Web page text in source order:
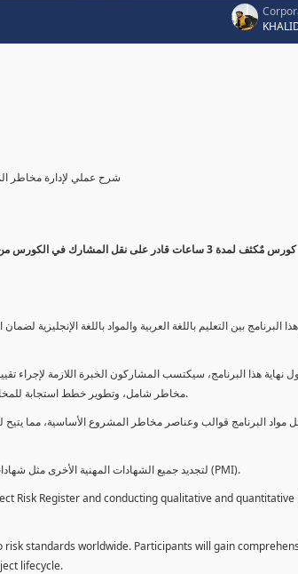
شرح عملي لإدارة مخاطر
كورس مٌكثف لمدة 3 ساعات قادر على نقل المشارك في
البرنامج بين التعليم باللغة العربية والمواد باللغة
نهاية هذا البرنامج، سيكتسب المشاركون الخبرة اللازمة لإجراء
مخاطر شامل، وتطوير خطط استجابة للمخاطر قوية. بالإضافة إلى ذلك، سيكتسبون المهارات لتقديم تقييمات المخاطر عبر لوحة معلومات فعالة.
مواد البرنامج قوالب وعناصر مخاطر المشروع الأساسية، مما يتيح
يمكن للطلاب استخدام ساعات هذا البرنامج كوحدات تطوير المهنة (PDUs) لتجديد جميع الشهادات المهنية الأخرى مثل شهادات إدارة المشاريع العالمية (PMI).
Risk Register and conducting qualitative and quantitative
standards worldwide. Participants will gain
lifecycle.